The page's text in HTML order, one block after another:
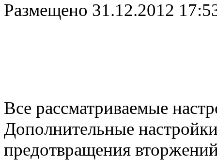
Размещено 31.12.2012
Все рассматриваемые
Дополнительные
предотвращения